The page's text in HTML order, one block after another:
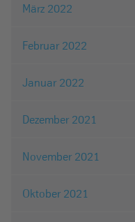
März 2022
Februar 2022
Januar 2022
Dezember 2021
November 2021
Oktober 2021